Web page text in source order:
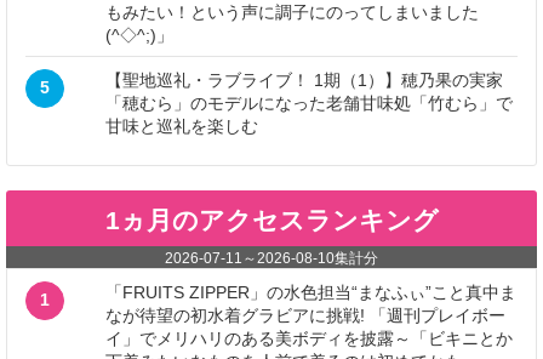
もみたい！という声に調子にのってしまいました
(^◇^;)」
5
【聖地巡礼・ラブライブ！ 1期（1）】穂乃果の実家
「穂むら」のモデルになった老舗甘味処「竹むら」で
甘味と巡礼を楽しむ
1ヵ月のアクセスランキング
2026-07-11 ～ 2026-08-10集計分
1
「FRUITS ZIPPER」の水色担当“まなふぃ”こと真中ま
なが待望の初水着グラビアに挑戦! 「週刊プレイボー
イ」でメリハリのある美ボディを披露～「ビキニとか